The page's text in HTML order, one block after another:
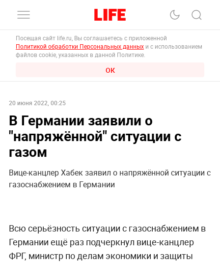
Посещая сайт life.ru, Вы соглашаетесь с приложенной
Политикой обработки Персональных данных и с использованием
файлов cookie, указанных в данной Политике.
ОК
20 июня 2022, 00:25
В Германии заявили о
"напряжённой" ситуации с
газом
Вице-канцлер Хабек заявил о напряжённой ситуации с
газоснабжением в Германии
Всю серьёзность ситуации с газоснабжением в
Германии ещё раз подчеркнул вице-канцлер
ФРГ, министр по делам экономики и защиты